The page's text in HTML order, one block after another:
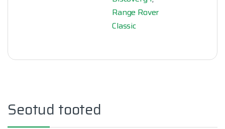
Range Rover
Classic
Seotud tooted